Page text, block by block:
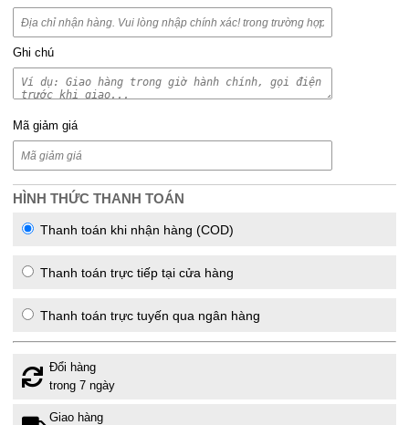
Ghi chú
Mã giảm giá
HÌNH THỨC THANH TOÁN
Thanh toán khi nhận hàng (COD)
Thanh toán trực tiếp tại cửa hàng
Thanh toán trực tuyến qua ngân hàng
Đổi hàng
trong 7 ngày
Giao hàng